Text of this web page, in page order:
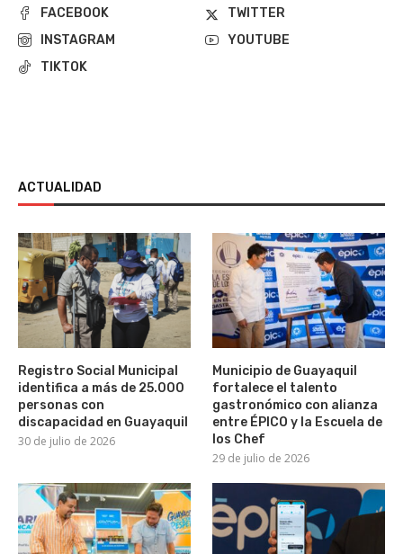
FACEBOOK
TWITTER
INSTAGRAM
YOUTUBE
TIKTOK
ACTUALIDAD
Registro Social Municipal
identifica a más de 25.000
personas con
discapacidad en Guayaquil
30 de julio de 2026
Municipio de Guayaquil
fortalece el talento
gastronómico con alianza
entre ÉPICO y la Escuela de
los Chef
29 de julio de 2026